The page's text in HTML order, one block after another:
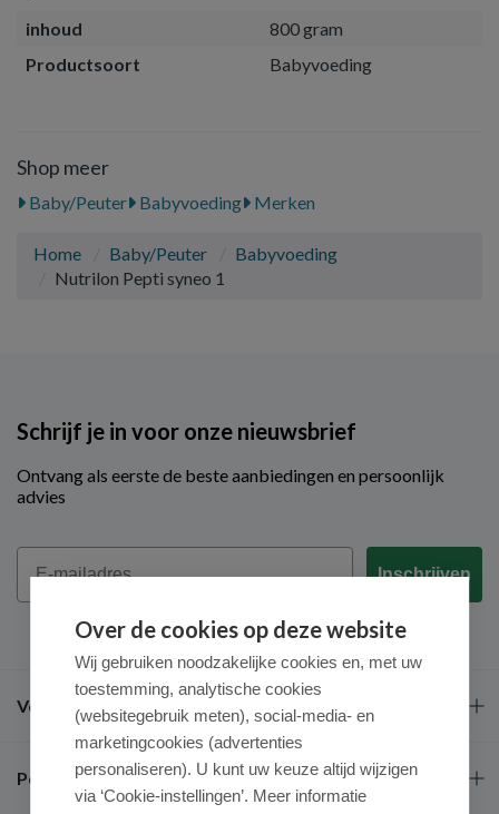
inhoud
800 gram
Productsoort
Babyvoeding
Shop meer
Baby/Peuter Babyvoeding Merken
Home Baby/Peuter
Babyvoeding
Nutrilon Pepti syneo 1
Schrijf je in voor onze nieuwsbrief
Ontvang als eerste de beste aanbiedingen en persoonlijk
advies
Email
Inschrijven
Veel gestelde vragen
Populaire merken
Over de cookies op deze website
Wij gebruiken noodzakelijke cookies en, met uw
toestemming, analytische cookies
(websitegebruik meten), social-media- en
marketingcookies (advertenties
personaliseren). U kunt uw keuze altijd wijzigen
via ‘Cookie-instellingen’. Meer informatie